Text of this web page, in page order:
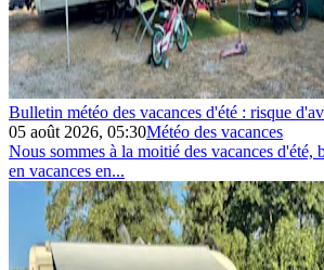
Bulletin météo des vacances d'été : risque
05 août 2026, 05:30Météo des vacances
Nous sommes à la moitié des vacances d'été,
en vacances en...